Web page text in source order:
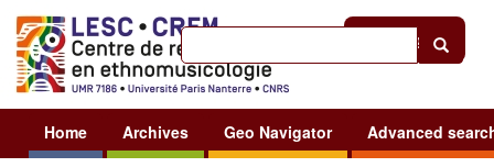
Sign in
Home Archives Geo Navigator Advanced